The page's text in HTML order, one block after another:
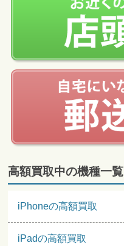
高額買取中の機種一覧
iPhoneの高額買取
iPadの高額買取